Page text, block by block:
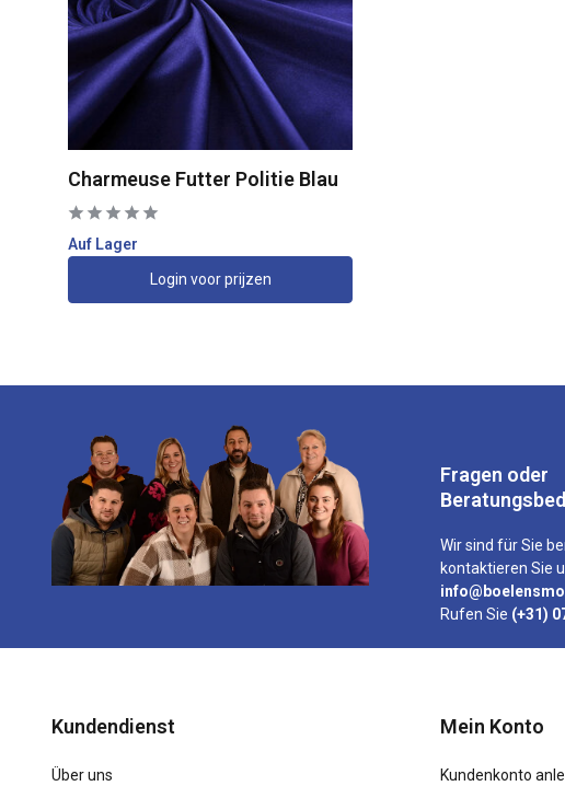
Charmeuse Futter Politie Blau
Auf Lager
Login voor prijzen
Fragen oder
Wir sind für Sie
kontaktieren Sie
Rufen Sie (+31)
Kundendienst
Über uns
Mein Konto
Kundenkonto